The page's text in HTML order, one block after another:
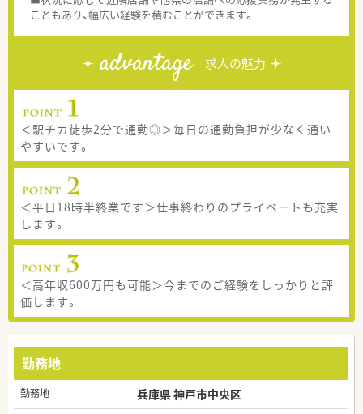
こともあり、幅広い経験を積むことができます。
advantage 求人の魅力
＜駅チカ徒歩2分で通勤◎＞毎日の通勤負担が少なく通い
やすいです。
＜平日18時半終業です＞仕事終わりのプライベートも充実
します。
＜高年収600万円も可能＞今までのご経験をしっかりと評
価します。
勤務地
勤務地 兵庫県 神戸市中央区